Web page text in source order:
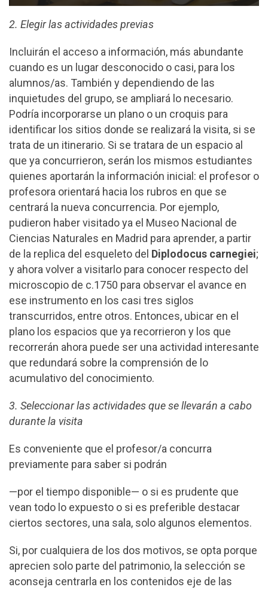
2. Elegir las actividades previas
Incluirán el acceso a información, más abundante
cuando es un lugar desconocido o casi, para los
alumnos/as. También y dependiendo de las
inquietudes del grupo, se ampliará lo necesario.
Podría incorporarse un plano o un croquis para
identificar los sitios donde se realizará la visita, si se
trata de un itinerario. Si se tratara de un espacio al
que ya concurrieron, serán los mismos estudiantes
quienes aportarán la información inicial: el profesor o
profesora orientará hacia los rubros en que se
centrará la nueva concurrencia. Por ejemplo,
pudieron haber visitado ya el Museo Nacional de
Ciencias Naturales en Madrid para aprender, a partir
de la replica del esqueleto del Diplodocus carnegiei;
y ahora volver a visitarlo para conocer respecto del
microscopio de c.1750 para observar el avance en
ese instrumento en los casi tres siglos
transcurridos, entre otros. Entonces, ubicar en el
plano los espacios que ya recorrieron y los que
recorrerán ahora puede ser una actividad interesante
que redundará sobre la comprensión de lo
acumulativo del conocimiento.
3. Seleccionar las actividades que se llevarán a cabo
durante la visita
Es conveniente que el profesor/a concurra
previamente para saber si podrán
—por el tiempo disponible— o si es prudente que
vean todo lo expuesto o si es preferible destacar
ciertos sectores, una sala, solo algunos elementos.
Si, por cualquiera de los dos motivos, se opta porque
aprecien solo parte del patrimonio, la selección se
aconseja centrarla en los contenidos eje de las